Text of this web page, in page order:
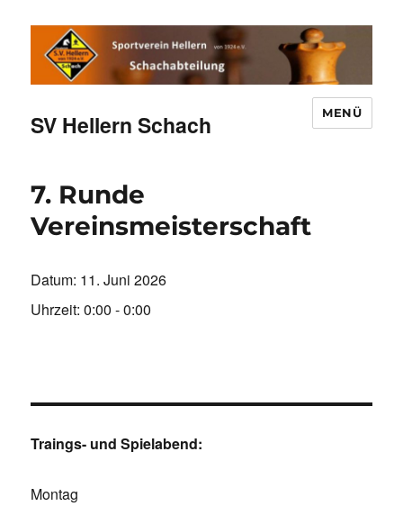
SV Hellern Schach MENÜ
7. Runde
Vereinsmeisterschaft
Datum: 11. Juni 2026
Uhrzeit:0:00 - 0:00
Traings- und Spielabend:
Montag